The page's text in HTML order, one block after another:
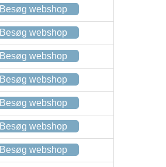
Besøg webshop
Besøg webshop
Besøg webshop
Besøg webshop
Besøg webshop
Besøg webshop
Besøg webshop